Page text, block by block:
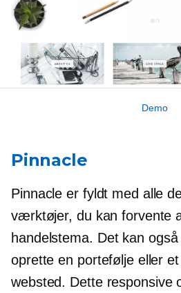
Demo
Pinnacle
Pinnacle er fyldt med alle
værktøjer, du kan forvente
handelstema. Det kan
oprette en portefølje eller
websted. Dette responsive